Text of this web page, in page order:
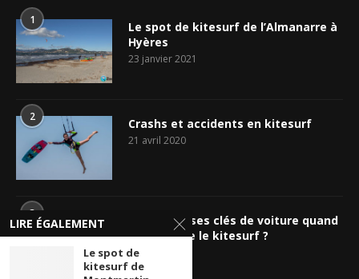
1
Le spot de kitesurf de l’Almanarre à
Hyères
23 janvier 2021
2 Crashs et accidents en kitesurf
21 avril 2020
3
Où cacher ses clés de voiture quand
on pratique le kitesurf ?
11 juin 2020
LIRE ÉGALEMENT
Le spot de
kitesurf de